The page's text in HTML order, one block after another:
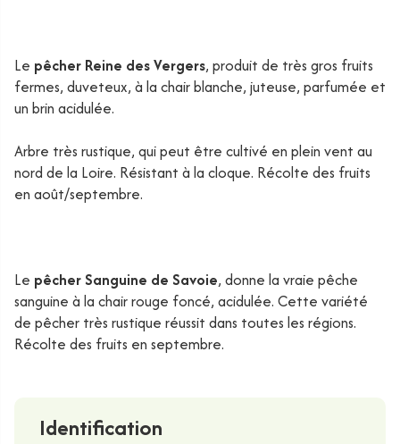
Le pêcher Reine des Vergers, produit de très gros fruits
fermes, duveteux, à la chair blanche, juteuse, parfumée et
un brin acidulée.
Arbre très rustique, qui peut être cultivé en plein vent au
nord de la Loire. Résistant à la cloque. Récolte des fruits
en août/septembre.
Le pêcher Sanguine de Savoie, donne la vraie pêche
sanguine à la chair rouge foncé, acidulée. Cette variété
de pêcher très rustique réussit dans toutes les régions.
Récolte des fruits en septembre.
Identification